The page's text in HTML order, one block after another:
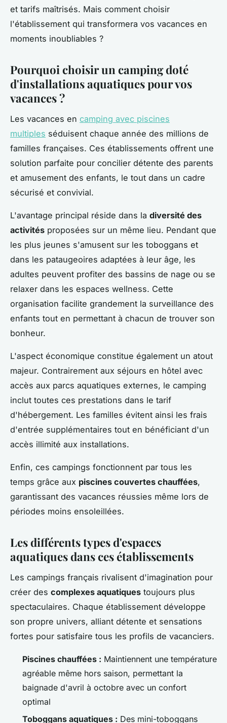
et tarifs maîtrisés. Mais comment choisir
l'établissement qui transformera vos vacances en
moments inoubliables ?
Pourquoi choisir un camping doté
d'installations aquatiques pour vos
vacances ?
Les vacances en camping avec piscines
multiples séduisent chaque année des millions de
familles françaises. Ces établissements offrent une
solution parfaite pour concilier détente des parents
et amusement des enfants, le tout dans un cadre
sécurisé et convivial.
L'avantage principal réside dans la diversité des
activités proposées sur un même lieu. Pendant que
les plus jeunes s'amusent sur les toboggans et
dans les pataugeoires adaptées à leur âge, les
adultes peuvent profiter des bassins de nage ou se
relaxer dans les espaces wellness. Cette
organisation facilite grandement la surveillance des
enfants tout en permettant à chacun de trouver son
bonheur.
L'aspect économique constitue également un atout
majeur. Contrairement aux séjours en hôtel avec
accès aux parcs aquatiques externes, le camping
inclut toutes ces prestations dans le tarif
d'hébergement. Les familles évitent ainsi les frais
d'entrée supplémentaires tout en bénéficiant d'un
accès illimité aux installations.
Enfin, ces campings fonctionnent par tous les
temps grâce aux piscines couvertes chauffées,
garantissant des vacances réussies même lors de
périodes moins ensoleillées.
Les différents types d'espaces
aquatiques dans ces établissements
Les campings français rivalisent d'imagination pour
créer des complexes aquatiques toujours plus
spectaculaires. Chaque établissement développe
son propre univers, alliant détente et sensations
fortes pour satisfaire tous les profils de vacanciers.
Piscines chauffées : Maintiennent une température
agréable même hors saison, permettant la
baignade d'avril à octobre avec un confort
optimal
Toboggans aquatiques : Des mini-toboggans